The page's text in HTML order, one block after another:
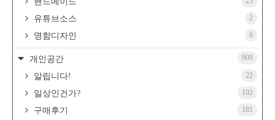
유튜브소스 2
명함디자인 6
개인공간 909
알립니다! 22
일상인건가? 102
구매후기 181